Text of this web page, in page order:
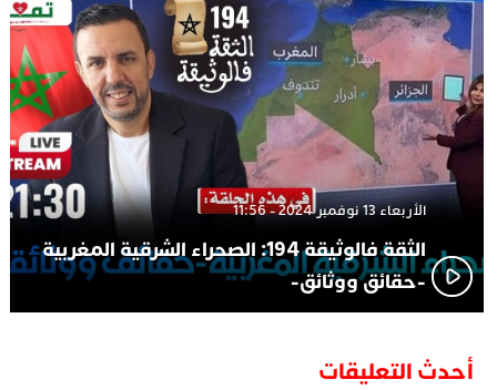
الأربعاء 13 نوفمبر 2024 - 11:56
الثقة فالوثيقة 194: الصحراء الشرقية المغربية
-حقائق ووثائق-
أحدث التعليقات